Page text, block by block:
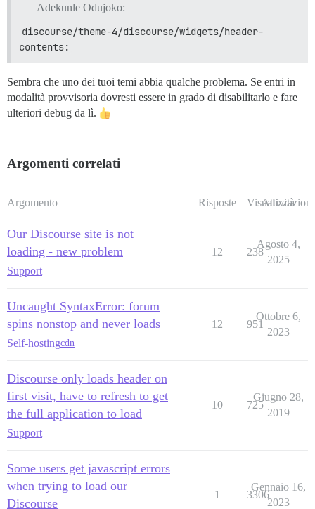
Adekunle Odujoko:
discourse/theme-4/discourse/widgets/header-
contents:
Sembra che uno dei tuoi temi abbia qualche problema. Se entri in
modalità provvisoria dovresti essere in grado di disabilitarlo e fare
ulteriori debug da lì.
Argomenti correlati
Argomento Risposte Visualizzazioni
Attività
Our Discourse site is not
loading - new problem
Support
12 238
Agosto 4,
2025
Uncaught SyntaxError: forum
spins nonstop and never loads
Self-hostingcdn
12 951
Ottobre 6,
2023
Discourse only loads header on
first visit, have to refresh to get
the full application to load
Support
10 725
Giugno 28,
2019
Some users get javascript errors
when trying to load our
Discourse
1 3306
Gennaio 16,
2023